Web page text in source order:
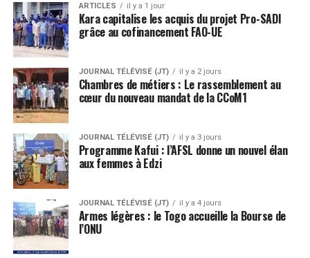
ARTICLES il y a 1 jour
Kara capitalise les acquis du projet Pro-SADI
grâce au cofinancement FAO-UE
JOURNAL TÉLÉVISÉ (JT) il y a 2 jours
Chambres de métiers : Le rassemblement au
cœur du nouveau mandat de la CCoM1
JOURNAL TÉLÉVISÉ (JT) il y a 3 jours
Programme Kafui : l’AFSL donne un nouvel élan
aux femmes à Edzi
JOURNAL TÉLÉVISÉ (JT) il y a 4 jours
Armes légères : le Togo accueille la Bourse de
l’ONU